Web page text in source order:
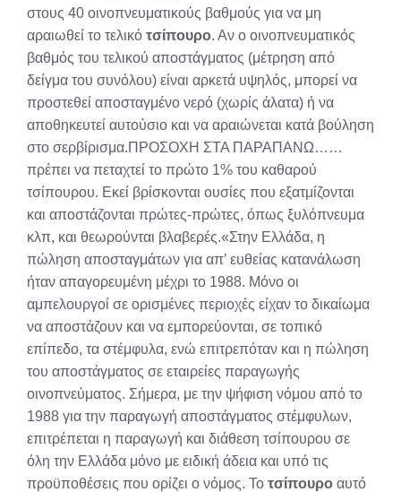
στους 40 οινοπνευματικούς βαθμούς για να μη
αραιωθεί το τελικό τσίπουρο. Αν ο οινοπνευματικός
βαθμός του τελικού αποστάγματος (μέτρηση από
δείγμα του συνόλου) είναι αρκετά υψηλός, μπορεί να
προστεθεί αποσταγμένο νερό (χωρίς άλατα) ή να
αποθηκευτεί αυτούσιο και να αραιώνεται κατά βούληση
στο σερβίρισμα.ΠΡΟΣΟΧΗ ΣΤΑ ΠΑΡΑΠΑΝΩ……
πρέπει να πεταχτεί το πρώτο 1% του καθαρού
τσίπουρου. Εκεί βρίσκονται ουσίες που εξατμίζονται
και αποστάζονται πρώτες-πρώτες, όπως ξυλόπνευμα
κλπ, και θεωρούνται βλαβερές.«Στην Ελλάδα, η
πώληση αποσταγμάτων για απ’ ευθείας κατανάλωση
ήταν απαγορευμένη μέχρι το 1988. Μόνο οι
αμπελουργοί σε ορισμένες περιοχές είχαν το δικαίωμα
να αποστάζουν και να εμπορεύονται, σε τοπικό
επίπεδο, τα στέμφυλα, ενώ επιτρεπόταν και η πώληση
του αποστάγματος σε εταιρείες παραγωγής
οινοπνεύματος. Σήμερα, με την ψήφιση νόμου από το
1988 για την παραγωγή αποστάγματος στέμφυλων,
επιτρέπεται η παραγωγή και διάθεση τσίπουρου σε
όλη την Ελλάδα μόνο με ειδική άδεια και υπό τις
προϋποθέσεις που ορίζει ο νόμος. Το τσίπουρο αυτό